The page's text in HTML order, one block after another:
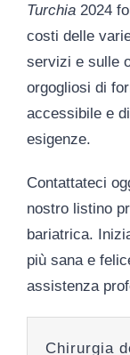
Turchia 2024
costi delle
servizi e sulle
orgogliosi di
accessibile e
esigenze.
Contattateci
nostro listino
bariatrica.
più sana e
assistenza
Chirurgia